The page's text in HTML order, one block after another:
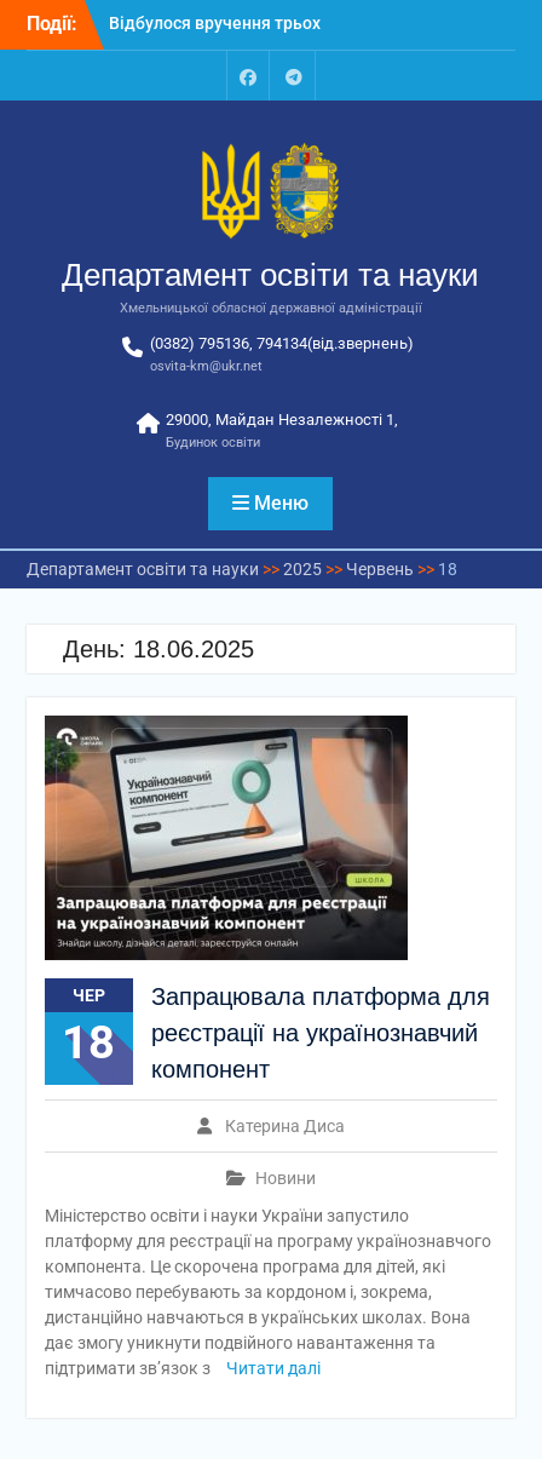
Перейти
Події:
Відбулося вручення трьох
автобусів для потреб
Відбулося засідання
освіти та науки обласної
державної адміністрації
Відбулась обласна
національно-патріотичне
виховання
FacebookTalegram
Департамент освіти та науки
Хмельницької обласної державної адміністрації
(0382) 795136, 794134(від.звернень)
osvita-km@ukr.net
29000, Майдан Незалежності 1,
Будинок освіти
Меню
Департамент освіти та науки >>2025>> Червень >> 18
День: 18.06.2025
ЧЕР
18
Запрацювала платформа для
реєстрації на українознавчий
компонент
Катерина Диса
Новини
Міністерство освіти і науки України запустило
платформу для реєстрації на програму українознавчого
компонента. Це скорочена програма для дітей, які
тимчасово перебувають за кордоном і, зокрема,
дистанційно навчаються в українських школах. Вона
дає змогу уникнути подвійного навантаження та
підтримати зв’язок з
Читати далі